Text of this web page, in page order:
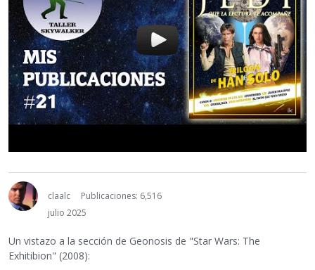
claalc
Publicaciones: 6,516
julio 2025
Un vistazo a la sección de Geonosis de "Star Wars: The
Exhitibion" (2008):